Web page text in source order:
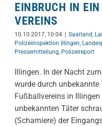
EINBRUCH IN
VEREINS
10.10.2017, 10:04 Saarland,
Polizeiinspektion Illingen,
Pressemitteilung, Polizeireport
Illingen. In der Nacht
wurde durch
Fußballvereins in
unbekannten Täter
(Scharniere) der